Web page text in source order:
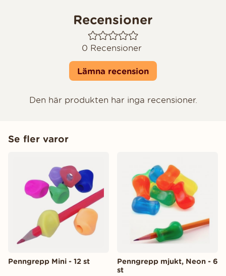
Recensioner
0 Recensioner
Lämna recension
Den här produkten har inga recensioner.
Se fler varor
Penngrepp Mini - 12 st
Penngrepp mjukt, Neon - 6
st